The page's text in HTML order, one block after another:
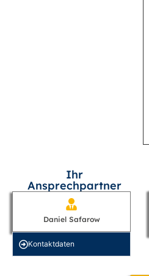
Ihr
Ansprechpartner
Daniel Safarow
Kontakt­daten